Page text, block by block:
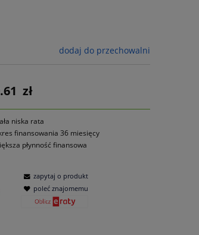
dodaj do przechowalni
zł
niska rata
finansowania 36 miesięcy
płynność finansowa
zapytaj o produkt
poleć znajomemu